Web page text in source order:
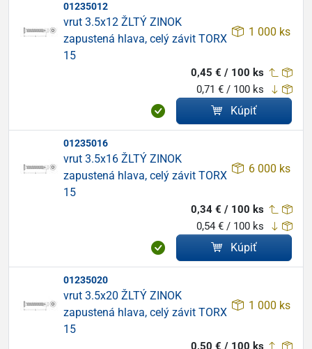
01235012
vrut 3.5x12 ŽLTÝ ZINOK
zapustená hlava, celý závit TORX
15
1 000 ks
0,45 € / 100 ks
0,71 € / 100 ks
Kúpiť
01235016
vrut 3.5x16 ŽLTÝ ZINOK
zapustená hlava, celý závit TORX
15
6 000 ks
0,34 € / 100 ks
0,54 € / 100 ks
Kúpiť
01235020
vrut 3.5x20 ŽLTÝ ZINOK
zapustená hlava, celý závit TORX
15
1 000 ks
0,50 € / 100 ks